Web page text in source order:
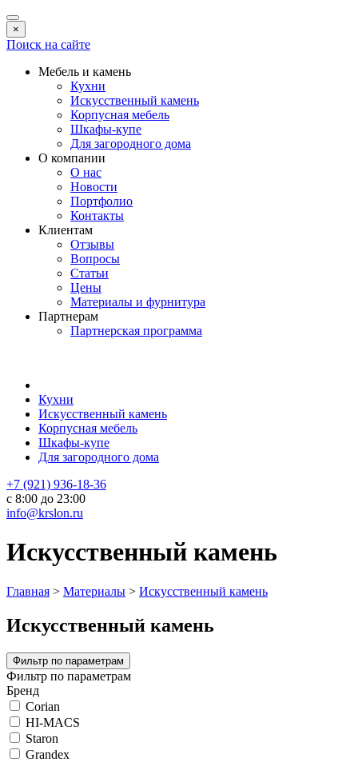
×
Поиск на сайте
Мебель и камень
Кухни
Искусственный камень
Корпусная мебель
Шкафы-купе
Для загородного дома
О компании
О нас
Новости
Портфолио
Контакты
Клиентам
Отзывы
Вопросы
Статьи
Цены
Материалы и фурнитура
Партнерам
Партнерская программа
Кухни
Искусственный камень
Корпусная мебель
Шкафы-купе
Для загородного дома
+7 (921) 936-18-36
с 8:00 до 23:00
info@krslon.ru
Искусственный камень
Главная > Материалы > Искусственный камень
Искусственный камень
Фильтр по параметрам
Фильтр по параметрам
Бренд
Corian
HI-MACS
Staron
Grandex